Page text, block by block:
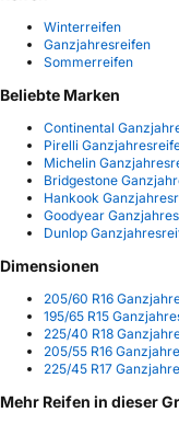
Winterreifen
Ganzjahresreifen
Sommerreifen
Beliebte Marken
Continental
Pirelli
Michelin
Bridgestone
Hankook
Goodyear
Dunlop
Dimensionen
205/60 R16
195/65 R15
225/40 R18
205/55 R16
225/45 R17
Mehr Reifen in dieser